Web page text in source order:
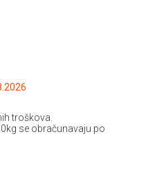
troškova.
se obračunavaju po